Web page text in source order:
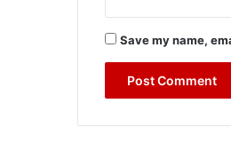
Save my name,